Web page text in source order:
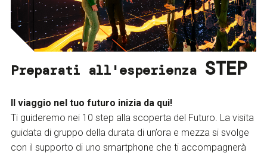
Preparati all'esperienza STEP
Il viaggio nel tuo futuro inizia da qui!
Ti guideremo nei 10 step alla scoperta del Futuro. La visita
guidata di gruppo della durata di un’ora e mezza si svolge
con il supporto di uno smartphone che ti accompagnerà